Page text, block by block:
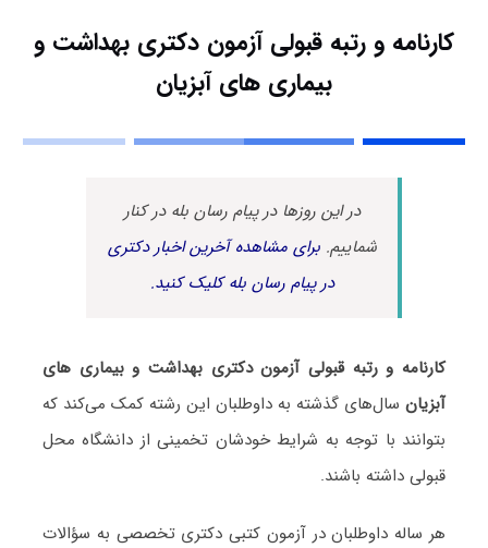
کارنامه و رتبه قبولی آزمون دکتری بهداشت و
بیماری های آبزیان
در این روزها در پیام رسان بله در کنار
شماییم.برای مشاهده آخرین اخبار دکتری
در پیام رسان بله کلیک کنید.
کارنامه و رتبه قبولی آزمون دکتری بهداشت و بیماری های
آبزیانسال‌های گذشته به داوطلبان این رشته کمک می‌کند که
بتوانند با توجه به شرایط خودشان تخمینی از دانشگاه محل
قبولی داشته باشند.
هر ساله داوطلبان در آزمون کتبی دکتری تخصصی به سؤالات